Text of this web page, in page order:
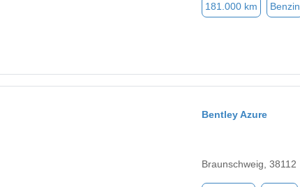
181.000 km Benzin
Bentley Azure
Braunschweig, 38112